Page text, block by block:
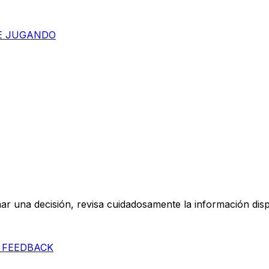
JUGANDO
una decisión, revisa cuidadosamente la información